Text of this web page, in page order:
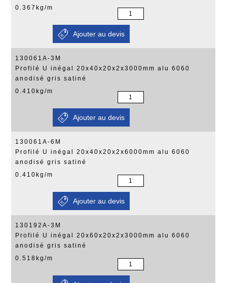
0.367kg/m
130061A-3M
Profilé U inégal 20x40x20x2x3000mm alu 6060
anodisé gris satiné
0.410kg/m
130061A-6M
Profilé U inégal 20x40x20x2x6000mm alu 6060
anodisé gris satiné
0.410kg/m
130192A-3M
Profilé U inégal 20x60x20x2x3000mm alu 6060
anodisé gris satiné
0.518kg/m